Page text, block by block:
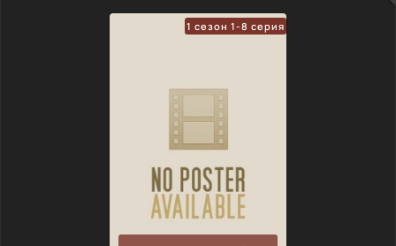
1 сезон 1-8 серия